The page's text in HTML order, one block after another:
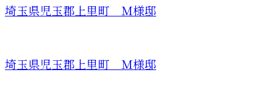
埼玉県児玉郡上里町 Ｍ様邸
埼玉県児玉郡上里町 Ｍ様邸